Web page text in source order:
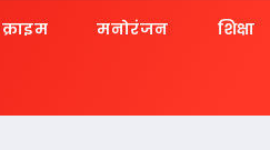
क्राइम मनोरंजन शिक्षा